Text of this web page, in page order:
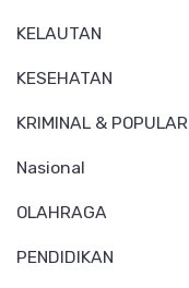
KELAUTAN
KESEHATAN
KRIMINAL & POPULAR
Nasional
OLAHRAGA
PENDIDIKAN